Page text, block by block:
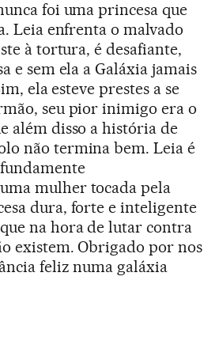
foi uma princesa que
Leia enfrenta o malvado
à tortura, é desafiante,
e sem ela a Galáxia jamais
ela esteve prestes a se
seu pior inimigo era o
além disso a história de
não termina bem. Leia é
mulher tocada pela
dura, forte e inteligente
na hora de lutar contra
existem. Obrigado por nos
feliz numa galáxia